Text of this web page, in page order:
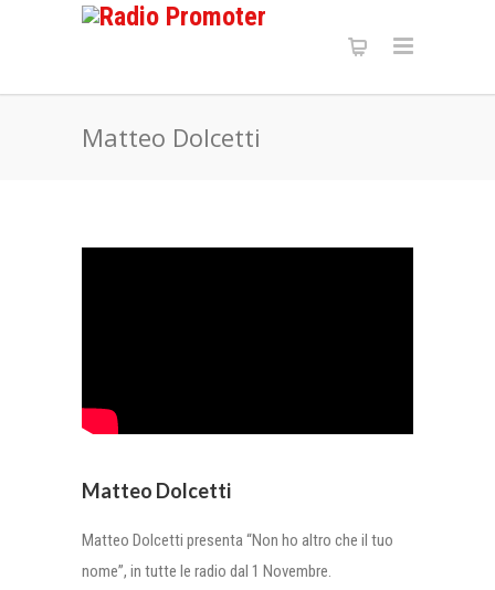
Matteo Dolcetti
Matteo Dolcetti
Matteo Dolcetti presenta “Non ho altro che il tuo
nome”, in tutte le radio dal 1 Novembre.